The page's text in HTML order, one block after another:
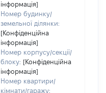
інформація]
Номер будинку/
земельної ділянки:
[Конфіденційна
інформація]
Номер корпусу/секції/
блоку: [Конфіденційна
інформація]
Номер квартири/
кімнати/гаражу: